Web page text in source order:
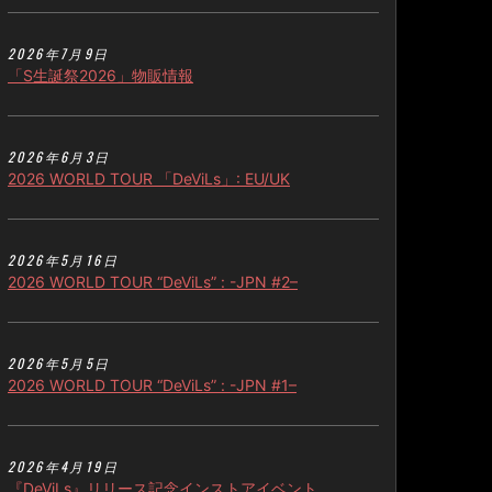
2026年7月9日
「S生誕祭2026」物販情報
2026年6月3日
2026 WORLD TOUR 「DeViLs」: EU/UK
2026年5月16日
2026 WORLD TOUR “DeViLs” : -JPN #2–
2026年5月5日
2026 WORLD TOUR “DeViLs” : -JPN #1–
2026年4月19日
『DeViLs』リリース記念インストアイベント